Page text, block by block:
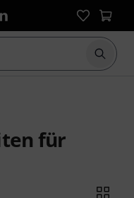
Suche
für